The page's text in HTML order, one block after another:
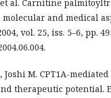
et al. Carnitine
molecular and medical
vol. 25, iss. 5–6, pp.
Joshi M. CPT1A-
therapeutic potential.